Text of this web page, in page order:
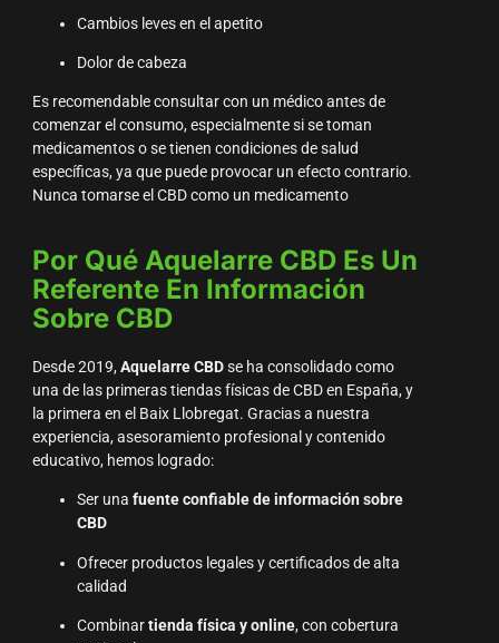
Cambios leves en el apetito
Dolor de cabeza
Es recomendable consultar con un médico antes de
comenzar el consumo, especialmente si se toman
medicamentos o se tienen condiciones de salud
específicas, ya que puede provocar un efecto contrario.
Nunca tomarse el CBD como un medicamento
Por Qué Aquelarre CBD Es Un
Referente En Información
Sobre CBD
Desde 2019,Aquelarre CBDse ha consolidado como
una de las primeras tiendas físicas de CBD en España, y
la primera en el Baix Llobregat. Gracias a nuestra
experiencia, asesoramiento profesional y contenido
educativo, hemos logrado:
Ser una fuente confiable de información sobre
CBD
Ofrecer productos legales y certificados de alta
calidad
Combinartienda física y online, con cobertura